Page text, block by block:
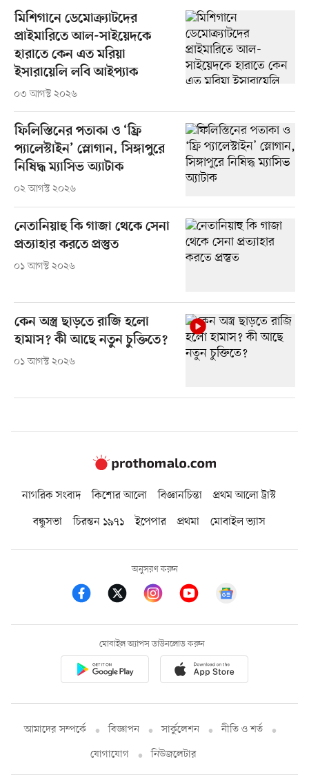
মিশিগানে ডেমোক্র্যাটদের
প্রাইমারিতে আল-সাইয়েদকে
হারাতে কেন এত মরিয়া
ইসারায়েলি লবি আইপ্যাক
০৩ আগস্ট ২০২৬
ফিলিস্তিনের পতাকা ও ‘ফ্রি
প্যালেস্টাইন’ স্লোগান, সিঙ্গাপুরে
নিষিদ্ধ ম্যাসিভ অ্যাটাক
০২ আগস্ট ২০২৬
নেতানিয়াহু কি গাজা থেকে সেনা
প্রত্যাহার করতে প্রস্তুত
০১ আগস্ট ২০২৬
কেন অস্ত্র ছাড়তে রাজি হলো
হামাস? কী আছে নতুন চুক্তিতে?
০১ আগস্ট ২০২৬
নাগরিক সংবাদ কিশোর আলো বিজ্ঞানচিন্তা
প্রথম আলো ট্রাস্ট
বন্ধুসভা
চিরন্তন ১৯৭১ ইপেপার প্রথমা মোবাইল ভ্যাস
অনুসরণ করুন
মোবাইল অ্যাপস ডাউনলোড করুন
আমাদের সম্পর্কে বিজ্ঞাপন সার্কুলেশন
নীতি ও শর্ত
যোগাযোগ
নিউজলেটার